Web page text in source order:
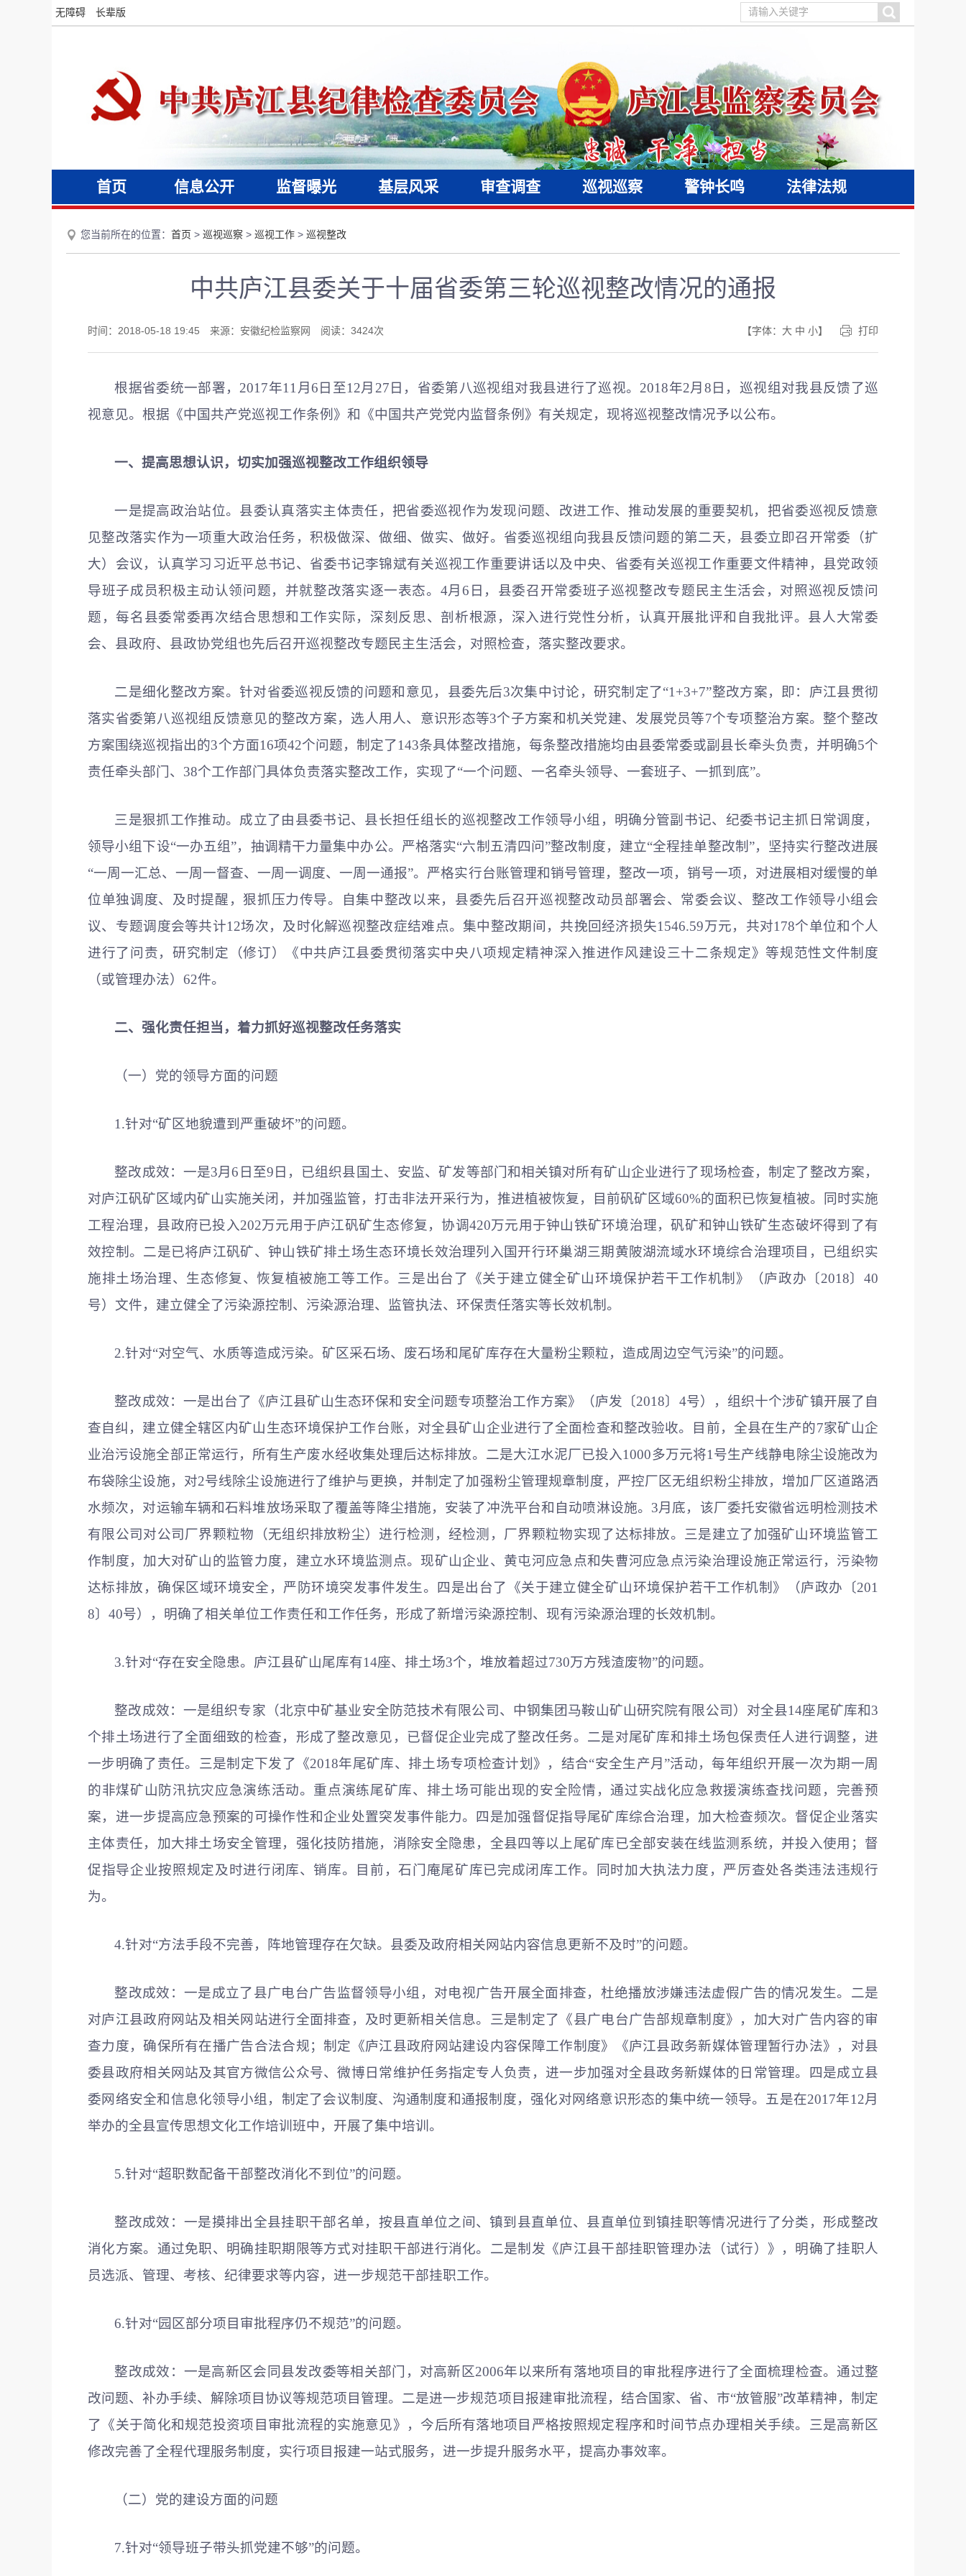
无障碍 长辈版
首页 信息公开 监督曝光 基层风采 审查调查 巡视巡察 警钟长鸣 法律法规
您当前所在的位置： 首页 > 巡视巡察 > 巡视工作 > 巡视整改
中共庐江县委关于十届省委第三轮巡视整改情况的通报
时间：2018-05-18 19:45 来源：安徽纪检监察网 阅读： 3424次 【字体： 大 中 小】 打印
根据省委统一部署，2017年11月6日至12月27日，省委第八巡视组对我县进行了巡视。2018年2月8日，巡视组对我县反馈了巡
视意见。根据《中国共产党巡视工作条例》和《中国共产党党内监督条例》有关规定，现将巡视整改情况予以公布。
一、提高思想认识，切实加强巡视整改工作组织领导
一是提高政治站位。县委认真落实主体责任，把省委巡视作为发现问题、改进工作、推动发展的重要契机，把省委巡视反馈意
见整改落实作为一项重大政治任务，积极做深、做细、做实、做好。省委巡视组向我县反馈问题的第二天，县委立即召开常委（扩
大）会议，认真学习习近平总书记、省委书记李锦斌有关巡视工作重要讲话以及中央、省委有关巡视工作重要文件精神，县党政领
导班子成员积极主动认领问题，并就整改落实逐一表态。4月6日，县委召开常委班子巡视整改专题民主生活会，对照巡视反馈问
题，每名县委常委再次结合思想和工作实际，深刻反思、剖析根源，深入进行党性分析，认真开展批评和自我批评。县人大常委
会、县政府、县政协党组也先后召开巡视整改专题民主生活会，对照检查，落实整改要求。
二是细化整改方案。针对省委巡视反馈的问题和意见，县委先后3次集中讨论，研究制定了“1+3+7”整改方案，即：庐江县贯彻
落实省委第八巡视组反馈意见的整改方案，选人用人、意识形态等3个子方案和机关党建、发展党员等7个专项整治方案。整个整改
方案围绕巡视指出的3个方面16项42个问题，制定了143条具体整改措施，每条整改措施均由县委常委或副县长牵头负责，并明确5个
责任牵头部门、38个工作部门具体负责落实整改工作，实现了“一个问题、一名牵头领导、一套班子、一抓到底”。
三是狠抓工作推动。成立了由县委书记、县长担任组长的巡视整改工作领导小组，明确分管副书记、纪委书记主抓日常调度，
领导小组下设“一办五组”，抽调精干力量集中办公。严格落实“六制五清四问”整改制度，建立“全程挂单整改制”，坚持实行整改进展
“一周一汇总、一周一督查、一周一调度、一周一通报”。严格实行台账管理和销号管理，整改一项，销号一项，对进展相对缓慢的单
位单独调度、及时提醒，狠抓压力传导。自集中整改以来，县委先后召开巡视整改动员部署会、常委会议、整改工作领导小组会
议、专题调度会等共计12场次，及时化解巡视整改症结难点。集中整改期间，共挽回经济损失1546.59万元，共对178个单位和个人
进行了问责，研究制定（修订）《中共庐江县委贯彻落实中央八项规定精神深入推进作风建设三十二条规定》等规范性文件制度
（或管理办法）62件。
二、强化责任担当，着力抓好巡视整改任务落实
（一）党的领导方面的问题
1.针对“矿区地貌遭到严重破坏”的问题。
整改成效：一是3月6日至9日，已组织县国土、安监、矿发等部门和相关镇对所有矿山企业进行了现场检查，制定了整改方案，
对庐江矾矿区域内矿山实施关闭，并加强监管，打击非法开采行为，推进植被恢复，目前矾矿区域60%的面积已恢复植被。同时实施
工程治理，县政府已投入202万元用于庐江矾矿生态修复，协调420万元用于钟山铁矿环境治理，矾矿和钟山铁矿生态破坏得到了有
效控制。二是已将庐江矾矿、钟山铁矿排土场生态环境长效治理列入国开行环巢湖三期黄陂湖流域水环境综合治理项目，已组织实
施排土场治理、生态修复、恢复植被施工等工作。三是出台了《关于建立健全矿山环境保护若干工作机制》（庐政办〔2018〕40
号）文件，建立健全了污染源控制、污染源治理、监管执法、环保责任落实等长效机制。
2.针对“对空气、水质等造成污染。矿区采石场、废石场和尾矿库存在大量粉尘颗粒，造成周边空气污染”的问题。
整改成效：一是出台了《庐江县矿山生态环保和安全问题专项整治工作方案》（庐发〔2018〕4号），组织十个涉矿镇开展了自
查自纠，建立健全辖区内矿山生态环境保护工作台账，对全县矿山企业进行了全面检查和整改验收。目前，全县在生产的7家矿山企
业治污设施全部正常运行，所有生产废水经收集处理后达标排放。二是大江水泥厂已投入1000多万元将1号生产线静电除尘设施改为
布袋除尘设施，对2号线除尘设施进行了维护与更换，并制定了加强粉尘管理规章制度，严控厂区无组织粉尘排放，增加厂区道路洒
水频次，对运输车辆和石料堆放场采取了覆盖等降尘措施，安装了冲洗平台和自动喷淋设施。3月底，该厂委托安徽省远明检测技术
有限公司对公司厂界颗粒物（无组织排放粉尘）进行检测，经检测，厂界颗粒物实现了达标排放。三是建立了加强矿山环境监管工
作制度，加大对矿山的监管力度，建立水环境监测点。现矿山企业、黄屯河应急点和失曹河应急点污染治理设施正常运行，污染物
达标排放，确保区域环境安全，严防环境突发事件发生。四是出台了《关于建立健全矿山环境保护若干工作机制》（庐政办〔201
8〕40号），明确了相关单位工作责任和工作任务，形成了新增污染源控制、现有污染源治理的长效机制。
3.针对“存在安全隐患。庐江县矿山尾库有14座、排土场3个，堆放着超过730万方残渣废物”的问题。
整改成效：一是组织专家（北京中矿基业安全防范技术有限公司、中钢集团马鞍山矿山研究院有限公司）对全县14座尾矿库和3
个排土场进行了全面细致的检查，形成了整改意见，已督促企业完成了整改任务。二是对尾矿库和排土场包保责任人进行调整，进
一步明确了责任。三是制定下发了《2018年尾矿库、排土场专项检查计划》，结合“安全生产月”活动，每年组织开展一次为期一周
的非煤矿山防汛抗灾应急演练活动。重点演练尾矿库、排土场可能出现的安全险情，通过实战化应急救援演练查找问题，完善预
案，进一步提高应急预案的可操作性和企业处置突发事件能力。四是加强督促指导尾矿库综合治理，加大检查频次。督促企业落实
主体责任，加大排土场安全管理，强化技防措施，消除安全隐患，全县四等以上尾矿库已全部安装在线监测系统，并投入使用；督
促指导企业按照规定及时进行闭库、销库。目前，石门庵尾矿库已完成闭库工作。同时加大执法力度，严厉查处各类违法违规行
为。
4.针对“方法手段不完善，阵地管理存在欠缺。县委及政府相关网站内容信息更新不及时”的问题。
整改成效：一是成立了县广电台广告监督领导小组，对电视广告开展全面排查，杜绝播放涉嫌违法虚假广告的情况发生。二是
对庐江县政府网站及相关网站进行全面排查，及时更新相关信息。三是制定了《县广电台广告部规章制度》，加大对广告内容的审
查力度，确保所有在播广告合法合规；制定《庐江县政府网站建设内容保障工作制度》《庐江县政务新媒体管理暂行办法》，对县
委县政府相关网站及其官方微信公众号、微博日常维护任务指定专人负责，进一步加强对全县政务新媒体的日常管理。四是成立县
委网络安全和信息化领导小组，制定了会议制度、沟通制度和通报制度，强化对网络意识形态的集中统一领导。五是在2017年12月
举办的全县宣传思想文化工作培训班中，开展了集中培训。
5.针对“超职数配备干部整改消化不到位”的问题。
整改成效：一是摸排出全县挂职干部名单，按县直单位之间、镇到县直单位、县直单位到镇挂职等情况进行了分类，形成整改
消化方案。通过免职、明确挂职期限等方式对挂职干部进行消化。二是制发《庐江县干部挂职管理办法（试行）》，明确了挂职人
员选派、管理、考核、纪律要求等内容，进一步规范干部挂职工作。
6.针对“园区部分项目审批程序仍不规范”的问题。
整改成效：一是高新区会同县发改委等相关部门，对高新区2006年以来所有落地项目的审批程序进行了全面梳理检查。通过整
改问题、补办手续、解除项目协议等规范项目管理。二是进一步规范项目报建审批流程，结合国家、省、市“放管服”改革精神，制定
了《关于简化和规范投资项目审批流程的实施意见》，今后所有落地项目严格按照规定程序和时间节点办理相关手续。三是高新区
修改完善了全程代理服务制度，实行项目报建一站式服务，进一步提升服务水平，提高办事效率。
（二）党的建设方面的问题
7.针对“领导班子带头抓党建不够”的问题。